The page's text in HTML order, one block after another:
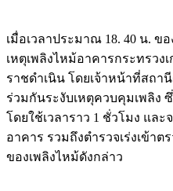
เมื่อเวลาประมาณ 18. 40 น. ข
เหตุเพลิงไหม้อาคารกระทรว
ราชดำเนิน โดยเจ้าหน้าที่สถา
ร่วมกันระงับเหตุควบคุมเพลิง
โดยใช้เวลาราว 1 ชั่วโมง แล
อาคาร รวมถึงตำรวจเร่งเข้าต
ของเพลิงไหม้ดังกล่าว